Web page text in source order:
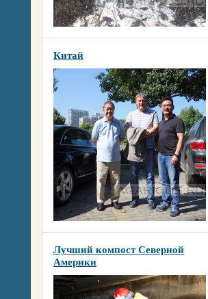
Китай
Лучший компост Северной
Америки